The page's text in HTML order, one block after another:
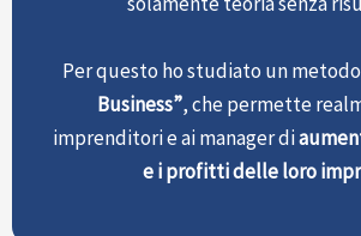
Per questo ho studiato un
Business”, che permette
imprenditori e ai manager di
e i profitti delle loro